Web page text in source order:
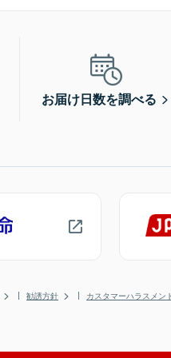
お届け日数を調べる
勧誘方針 カスタマーハラスメン